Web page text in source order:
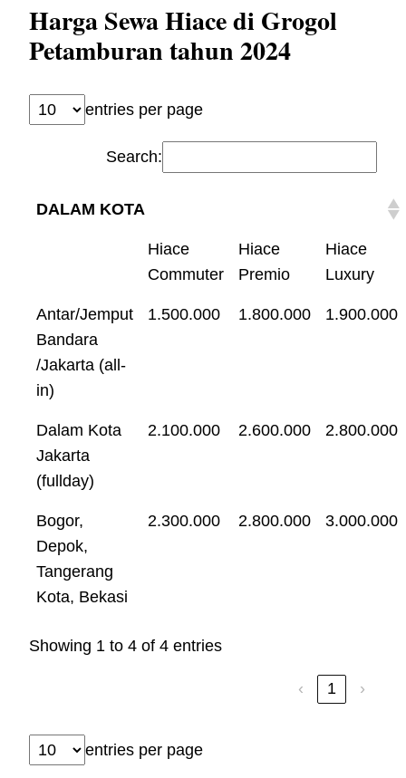
Harga Sewa Hiace di Grogol
Petamburan tahun 2024
entries per page
Search:
DALAM KOTA
Hiace
Commuter
Hiace
Premio
Hiace
Luxury
Antar/Jemput
Bandara
/Jakarta (all-
in)
1.500.000 1.800.000 1.900.000
Dalam Kota
Jakarta
(fullday)
2.100.000 2.600.000 2.800.000
Bogor,
Depok,
Tangerang
Kota, Bekasi
2.300.000 2.800.000 3.000.000
Showing 1 to 4 of 4 entries
‹ 1 ›
entries per page